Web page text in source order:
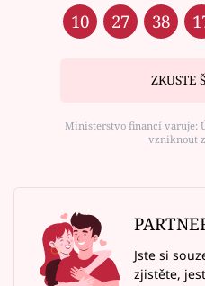
10 27 38
ZKUSTE
Ministerstvo financí varuje:
vzniknout
Jste si
zjistěte,